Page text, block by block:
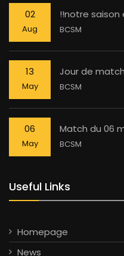
02
Aug
!!notre saison
BCSM
13
May
Jour de
BCSM
06
May
Match du 06
BCSM
Useful Links
Homepage
News